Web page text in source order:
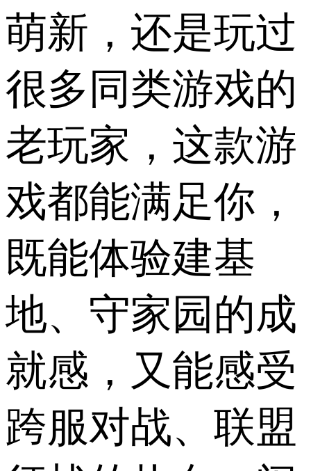
萌新，还是玩过
很多同类游戏的
老玩家，这款游
戏都能满足你，
既能体验建基
地、守家园的成
就感，又能感受
跨服对战、联盟